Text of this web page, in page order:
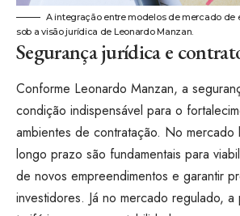
A integração entre modelos de mercado de
sob a visão jurídica de Leonardo Manzan.
Segurança jurídica e
Conforme Leonardo Manzan, a
condição indispensável para o
ambientes de contratação. No mercado
longo prazo são fundamentais para
de novos empreendimentos e garantir
investidores. Já no mercado regulado, a